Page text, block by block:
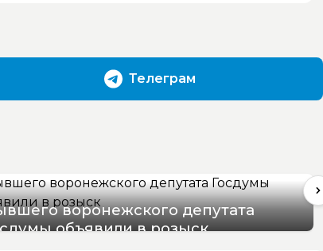
Телеграм
воронежского депутата
объявили в розыск